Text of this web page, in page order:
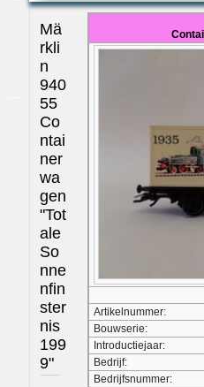
Artikelnummer:
Bouwserie:
Introductiejaar:
Bedrijf:
Bedrijfsnummer:
Mä
rkli
n
940
55
Co
ntai
ner
wa
gen
"Tot
ale
So
nne
nfin
ster
nis
199
9"